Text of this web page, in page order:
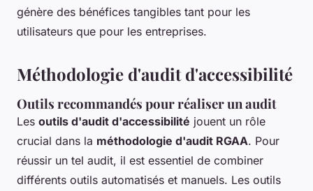
génère des bénéfices tangibles tant pour les
utilisateurs que pour les entreprises.
Méthodologie d'audit d'accessibilité
Outils recommandés pour réaliser un audit
Les outils d'audit d'accessibilité jouent un rôle
crucial dans la méthodologie d'audit RGAA. Pour
réussir un tel audit, il est essentiel de combiner
différents outils automatisés et manuels. Les outils